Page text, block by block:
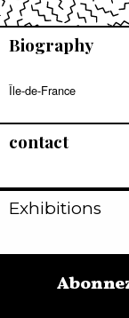
Biography
Île-de-France
contact
Exhibitions